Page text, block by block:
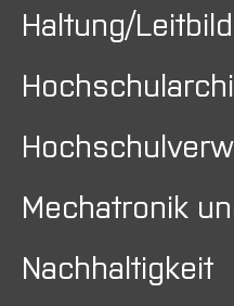
Haltung/Leitbild
Mechatronik
Nachhaltigkeit